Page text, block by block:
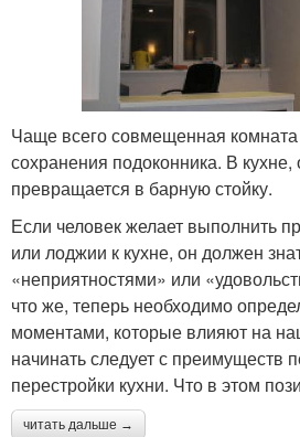
Чаще всего совмещенная
сохранения подоконника. В
превращается в барную стойку.
Если человек желает выполнить
или лоджии к кухне, он должен
«неприятностями» или
что же, теперь необходимо
моментами, которые влияют на
начинать следует с преимуществ
перестройки кухни. Что в этом
читать дальше →